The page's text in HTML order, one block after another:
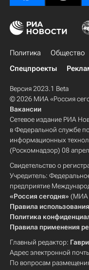
Олимпийские игры
Политика Общество
Спецпроекты
Версия 2023.1 Beta
© 2026 МИА «Россия
Вакансии
Сетевое издание РИА
в Федеральной службе
информационных
(Роскомнадзор) 08
Свидетельство о
Учредитель:
предприятие
«Россия сегодня» (МИА
Правила
Политика
Правила применения
Главный редактор:
Адрес электронной
По вопросам